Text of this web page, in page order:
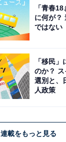
「青春
に何が？
ではない
「移民
のか？
選別と、
人政策
連載をもっと見る